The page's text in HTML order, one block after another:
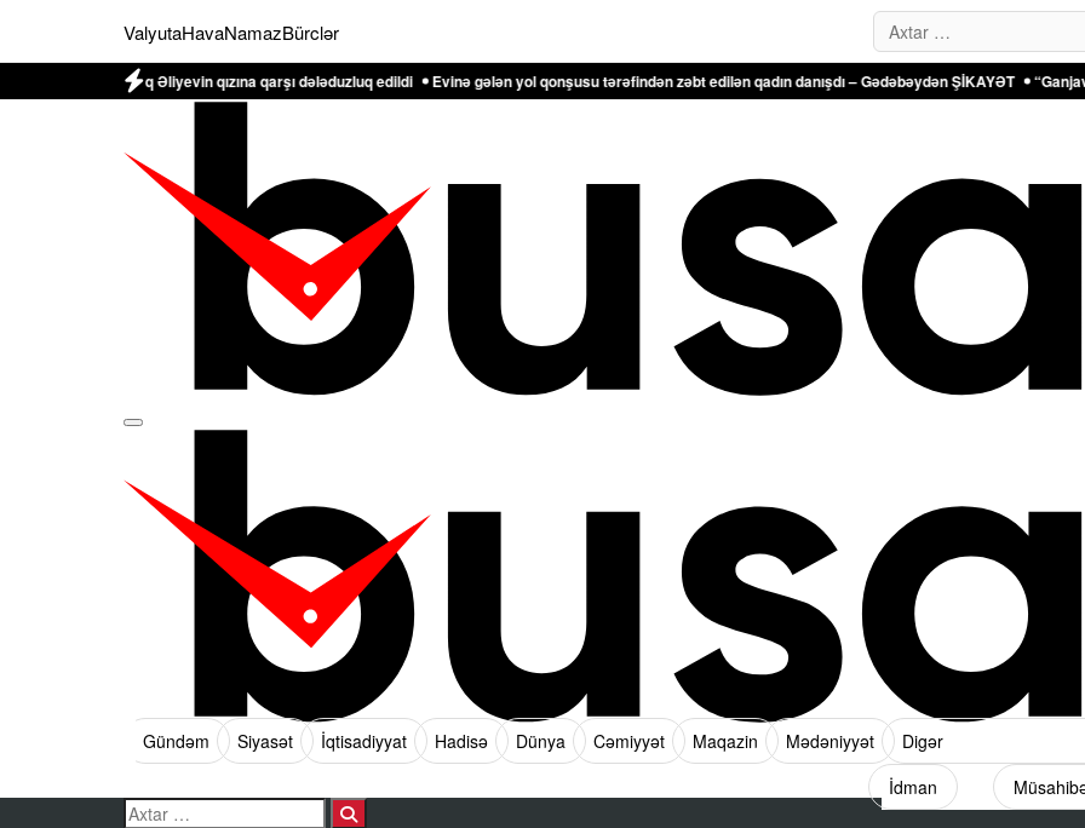
ValyutaHavaNamazBürclər Search…
Natiq Əliyevin qızına qarşı dələduzluq edildi Evinə gələn yol qonşusu tərəfindən zəbt edilən qadın danışdı – Gədəbəydən ŞİKAYƏT “Ganjavi Holding”
Gündəm Siyasət İqtisadiyyat Hadisə Dünya Cəmiyyət Maqazin Mədəniyyət
Digər
İdman
Search…